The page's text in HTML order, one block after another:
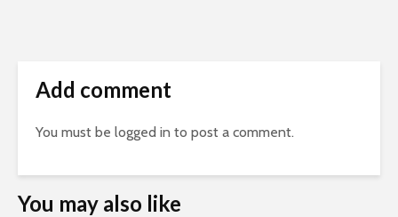
Add comment
You must be logged in to post a comment.
You may also like